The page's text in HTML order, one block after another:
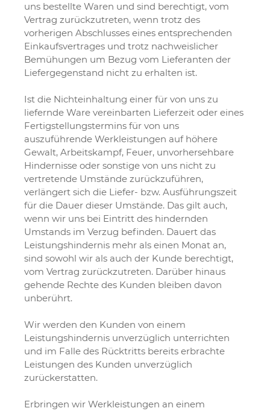
uns bestellte Waren und sind berechtigt, vom
Vertrag zurückzutreten, wenn trotz des
vorherigen Abschlusses eines entsprechenden
Einkaufsvertrages und trotz nachweislicher
Bemühungen um Bezug vom Lieferanten der
Liefergegenstand nicht zu erhalten ist.
Ist die Nichteinhaltung einer für von uns zu
liefernde Ware vereinbarten Lieferzeit oder eines
Fertigstellungstermins für von uns
auszuführende Werkleistungen auf höhere
Gewalt, Arbeitskampf, Feuer, unvorhersehbare
Hindernisse oder sonstige von uns nicht zu
vertretende Umstände zurückzuführen,
verlängert sich die Liefer- bzw. Ausführungszeit
für die Dauer dieser Umstände. Das gilt auch,
wenn wir uns bei Eintritt des hindernden
Umstands im Verzug befinden. Dauert das
Leistungshindernis mehr als einen Monat an,
sind sowohl wir als auch der Kunde berechtigt,
vom Vertrag zurückzutreten. Darüber hinaus
gehende Rechte des Kunden bleiben davon
unberührt.
Wir werden den Kunden von einem
Leistungshindernis unverzüglich unterrichten
und im Falle des Rücktritts bereits erbrachte
Leistungen des Kunden unverzüglich
zurückerstatten.
Erbringen wir Werkleistungen an einem